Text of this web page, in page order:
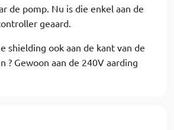
de pomp. Nu is die enkel aan de
geaard.
shielding ook aan de kant van de
? Gewoon aan de 240V aarding